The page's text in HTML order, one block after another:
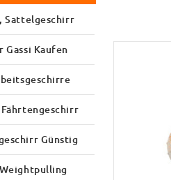
Sattelgeschirr
Gassi Kaufen
Günstig